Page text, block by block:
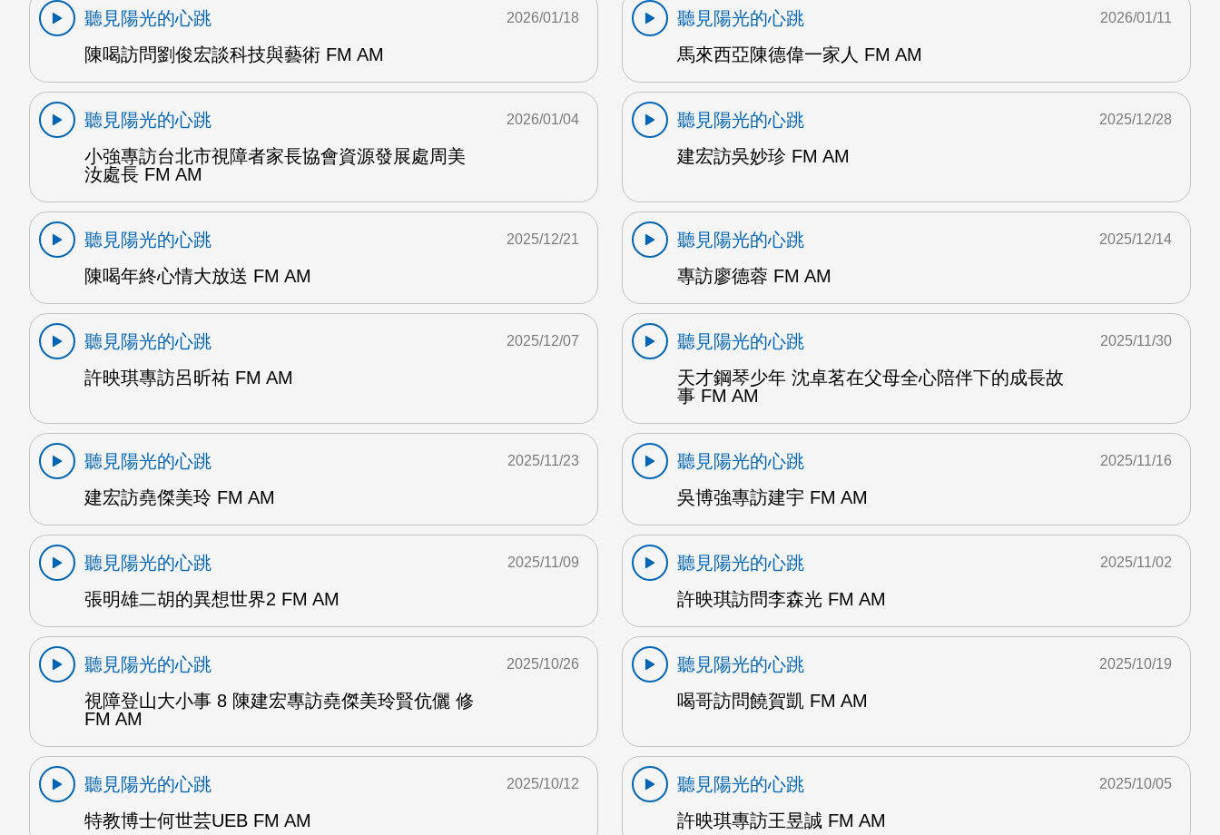
聽見陽光的心跳
陳喝訪問劉俊宏談科技與藝術 FM AM
2026/01/18
聽見陽光的心跳
馬來西亞陳德偉一家人 FM AM
2026/01/11
聽見陽光的心跳
小強專訪台北市視障者家長協會資源發展處周美
汝處長 FM AM
2026/01/04
聽見陽光的心跳
建宏訪吳妙珍 FM AM
2025/12/28
聽見陽光的心跳
陳喝年終心情大放送 FM AM
2025/12/21
聽見陽光的心跳
專訪廖德蓉 FM AM
2025/12/14
聽見陽光的心跳
許映琪專訪呂昕祐 FM AM
2025/12/07
聽見陽光的心跳
天才鋼琴少年 沈卓茗在父母全心陪伴下的成長故
事 FM AM
2025/11/30
聽見陽光的心跳
建宏訪堯傑美玲 FM AM
2025/11/23
聽見陽光的心跳
吳博強專訪建宇 FM AM
2025/11/16
聽見陽光的心跳
張明雄二胡的異想世界2 FM AM
2025/11/09
聽見陽光的心跳
許映琪訪問李森光 FM AM
2025/11/02
聽見陽光的心跳
視障登山大小事 8 陳建宏專訪堯傑美玲賢伉儷 修
FM AM
2025/10/26
聽見陽光的心跳
喝哥訪問饒賀凱 FM AM
2025/10/19
聽見陽光的心跳
特教博士何世芸UEB FM AM
2025/10/12
聽見陽光的心跳
許映琪專訪王昱誠 FM AM
2025/10/05